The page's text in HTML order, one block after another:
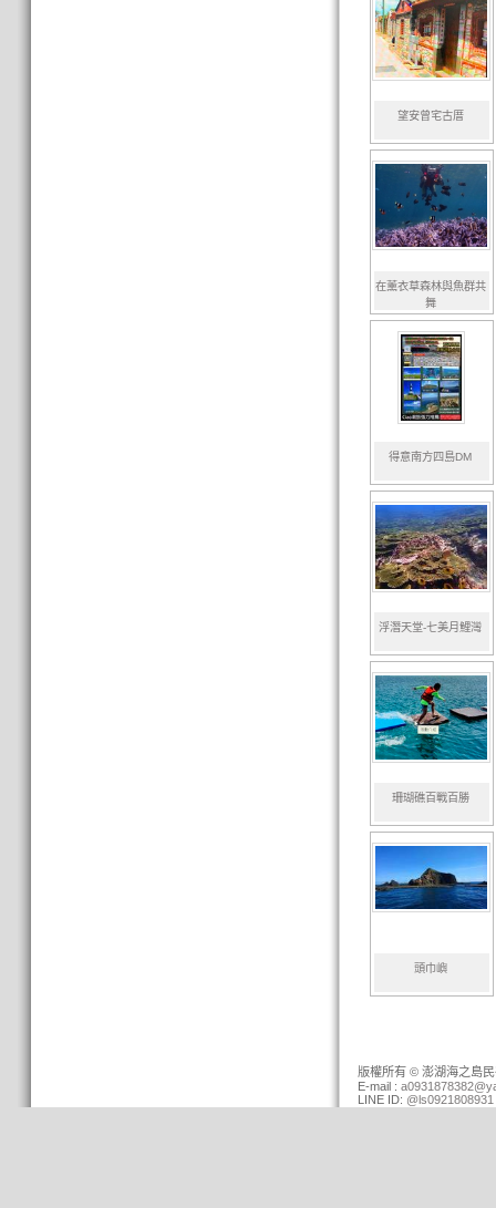
望安曾宅古厝
在薰衣草森林與魚群共
舞
得意南方四島DM
浮潛天堂-七美月鯉灣
珊瑚礁百戰百勝
頭巾嶼
版權所有 © 澎湖海之島
E-mail :
LINE ID: @ls0921808931